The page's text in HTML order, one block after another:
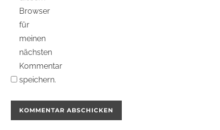
Browser
für
meinen
nächsten
Kommentar
speichern.